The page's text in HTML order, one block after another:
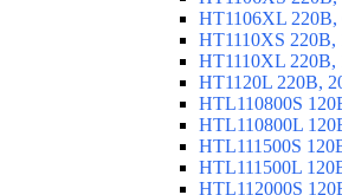
HT1106XL
HT1110XS
HT1110XL
HT1120L 220В,
HTL110800S
HTL110800L
HTL111500S
HTL111500L
HTL112000S